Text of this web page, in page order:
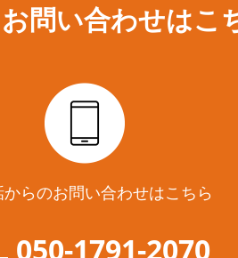
問い合わせはこ
からのお問い合わせはこちら
050-1791-2070